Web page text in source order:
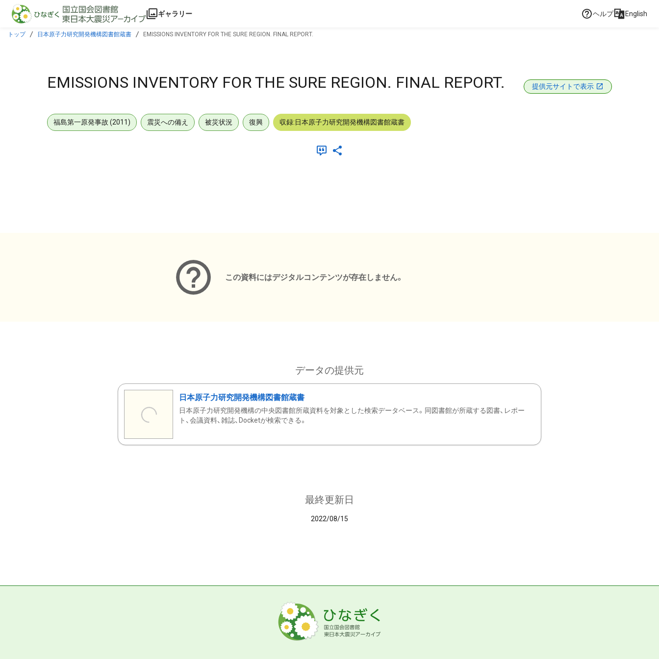
本文に飛ぶ
ギャラリー ヘルプ English
トップ 日本原子力研究開発機構図書館蔵書 EMISSIONS INVENTORY FOR THE SURE REGION. FINAL REPORT.
EMISSIONS INVENTORY FOR THE SURE REGION. FINAL REPORT. 提供元サイトで表示
福島第一原発事故 (2011) 震災への備え 被災状況 復興 収録:日本原子力研究開発機構図書館蔵書
この資料にはデジタルコンテンツが存在しません。
データの提供元
日本原子力研究開発機構図書館蔵書
日本原子力研究開発機構の中央図書館所蔵資料を対象とした検索データベース。同図書館が所蔵する図書、レポー
ト、会議資料、雑誌、Docketが検索できる。
最終更新日
2022/08/15